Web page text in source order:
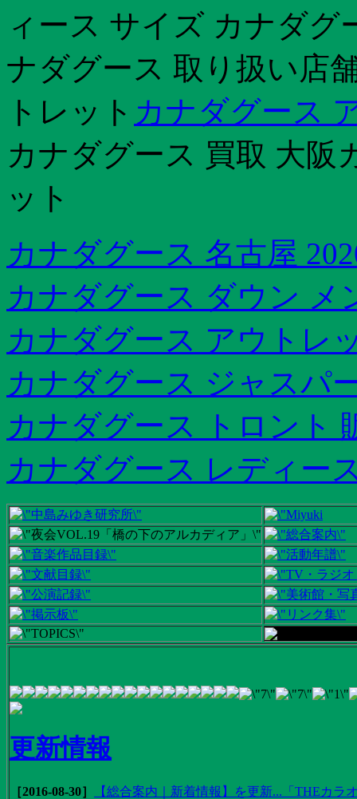
ィース サイズ カナダグ
ナダグース 取り扱い店
トレット カナダグース
カナダグース 買取 大阪
ット
カナダグース 名古屋
カナダグース ダウン メ
カナダグース アウトレ
カナダグース ジャスパ
カナダグース トロント
カナダグース レディー
更新情報
［2016-08-30］
【総合案内｜新着情報】を更新...「THEカ